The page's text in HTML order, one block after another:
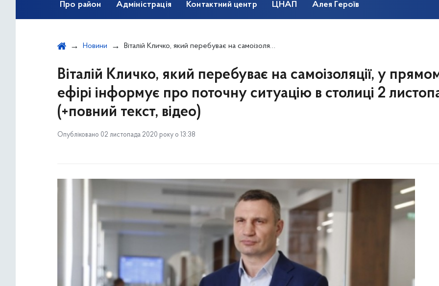
Про район Адміністрація Контактний центр ЦНАП Алея Героїв
Новини Віталій Кличко, який перебуває на самоізоляції, у прямому ефірі інформує про поточну ситуацію в столиці 2 листопада (+повний текст, відео)
Віталій Кличко, який перебуває на самоізоляції, у
ефірі інформує про поточну ситуацію в столиці 2
(+повний текст, відео)
Опубліковано 02 листопада 2020 року о 13:38